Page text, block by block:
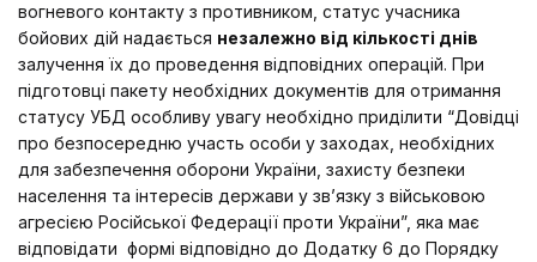
вогневого контакту з противником, статус учасника
бойових дій надається незалежно від кількості днів
залучення їх до проведення відповідних операцій. При
підготовці пакету необхідних документів для отримання
статусу УБД особливу увагу необхідно приділити “Довідці
про безпосередню участь особи у заходах, необхідних
для забезпечення оборони України, захисту безпеки
населення та інтересів держави у зв’язку з військовою
агресією Російської Федерації проти України”, яка має
відповідати формі відповідно до Додатку 6 до Порядку